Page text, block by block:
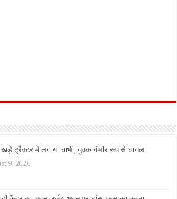
खड़े ट्रैक्टर में लगाया चाभी, युवक गंभीर रूप से घायल
9, 2026